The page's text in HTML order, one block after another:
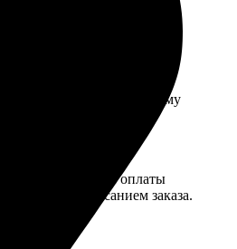
с Вами по указанному
деталей.
картой. После оплаты
на email с описанием заказа.